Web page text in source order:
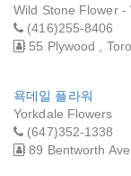
Wild Stone Flower -
(416)255-8406
55 Plywood ,
욕데일 플라워
Yorkdale Flowers
(647)352-1338
89 Bentworth